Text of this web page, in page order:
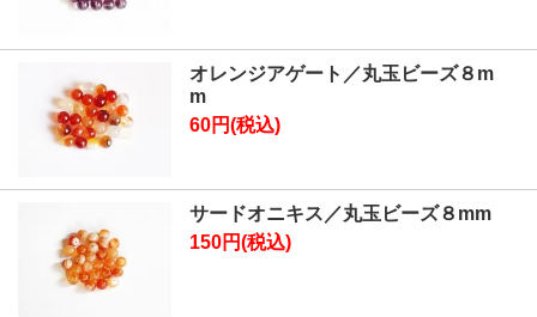
オレンジアゲート／丸玉ビーズ８m
m
60円(税込)
サードオニキス／丸玉ビーズ８mm
150円(税込)